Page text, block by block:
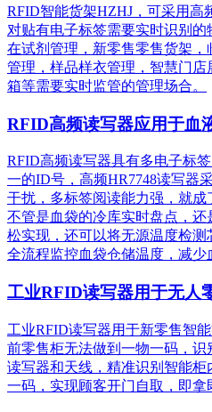
RFID智能货架HZHJ，可采用高
对贴有电子标签需要实时识别
在试剂管理，新零售零售货架
管理，样品样衣管理，智慧门
箱等需要实时监管的管理场合。
RFID高频读写器应用于血
RFID高频读写器具有多电子标
一的ID号，高频HR7748读写器
干扰，多标签阅读能力强，就成
不管是血袋的冷库实时盘点，
松实现，还可以将无源温度检测
全流程监控血袋仓储温度，减少
工业RFID读写器用于无人
工业RFID读写器用于新零售智
前零售柜无法做到一物一码，识
读写器和天线，精准识别​智能
一码，实现顾客开门自取，即拿